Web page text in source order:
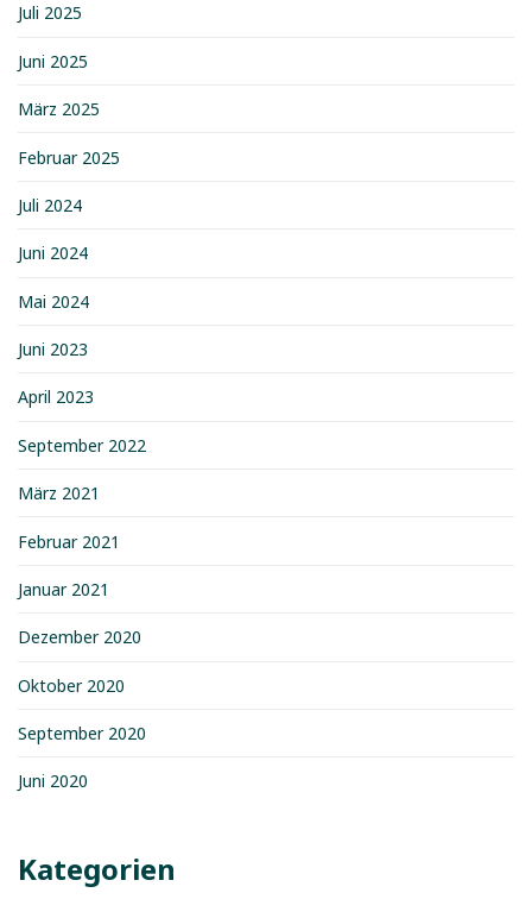
Juli 2025
Juni 2025
März 2025
Februar 2025
Juli 2024
Juni 2024
Mai 2024
Juni 2023
April 2023
September 2022
März 2021
Februar 2021
Januar 2021
Dezember 2020
Oktober 2020
September 2020
Juni 2020
Kategorien